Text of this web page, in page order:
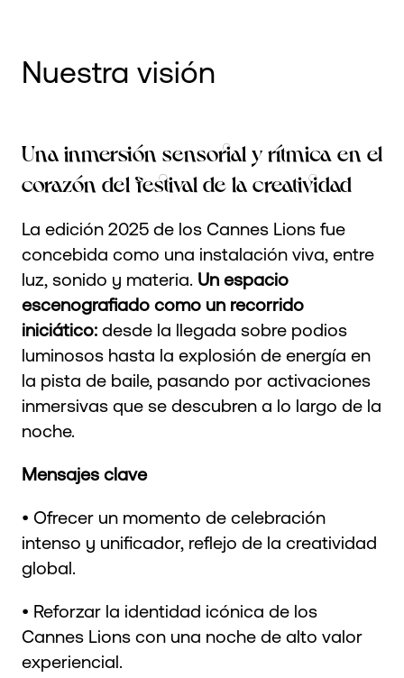
Nuestra visión
Una inmersión sensorial y rítmica en el
corazón del festival de la creatividad
La edición 2025 de los Cannes Lions fue
concebida como una instalación viva, entre
luz, sonido y materia. Un espacio
escenografiado como un recorrido
iniciático: desde la llegada sobre podios
luminosos hasta la explosión de energía en
la pista de baile, pasando por activaciones
inmersivas que se descubren a lo largo de la
noche.
Mensajes clave
• Ofrecer un momento de celebración
intenso y unificador, reflejo de la creatividad
global.
• Reforzar la identidad icónica de los
Cannes Lions con una noche de alto valor
experiencial.